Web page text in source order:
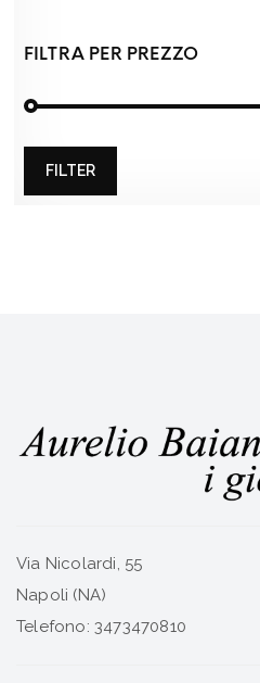
FILTRA PER PREZZO
FILTER
Via Nicolardi, 55
Napoli (NA)
Telefono: 3473470810